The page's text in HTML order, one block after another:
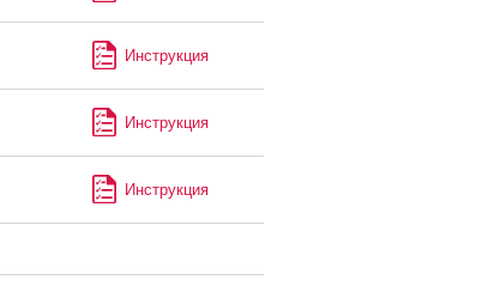
Инструкция
Инструкция
Инструкция